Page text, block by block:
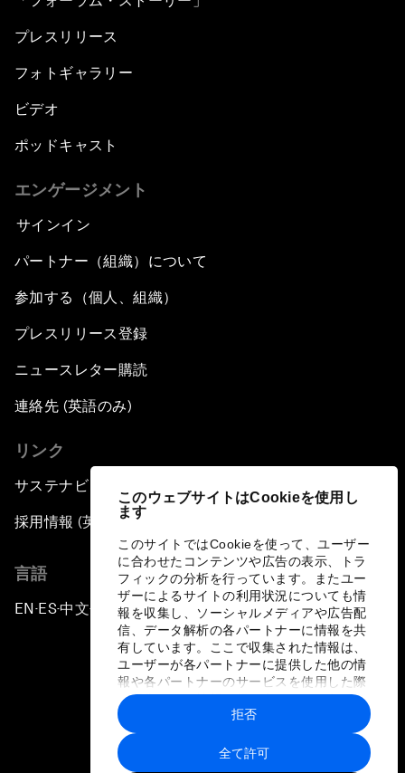
このウェブサイトはCookieを使用し
ます
このサイトではCookieを使って、ユーザー
に合わせたコンテンツや広告の表示、トラ
フィックの分析を行っています。またユー
ザーによるサイトの利用状況についても情
報を収集し、ソーシャルメディアや広告配
信、データ解析の各パートナーに情報を共
有しています。ここで収集された情報は、
ユーザーが各パートナーに提供した他の情
報や各パートナーのサービスを使用した際
に収集された情報と組み合わされ、各パー
トナーによって使用されることがありま
す。
全て許可
拒否
プレスリリース
フォトギャラリー
ビデオ
ポッドキャスト
エンゲージメント
サインイン
パートナー（組織）について
参加する（個人、組織）
プレスリリース登録
ニュースレター購読
連絡先 (英語のみ)
リンク
サステナビリティへの取り組み
採用情報 (英語のみ)
言語
EN ▪ES▪中文▪ 日本語
プライバシーポリシーと利用規約
サイトマップ